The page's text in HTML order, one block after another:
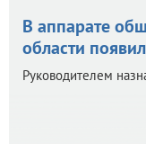
В аппарате
области
Руководителем